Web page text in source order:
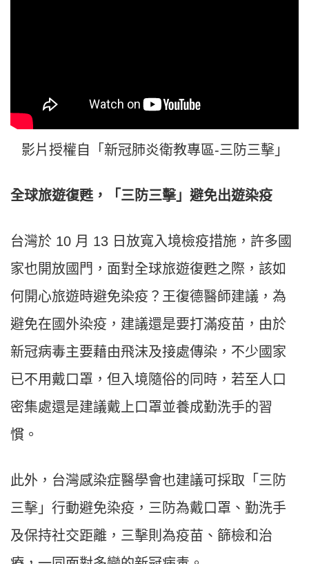
影片授權自「新冠肺炎衛教專區-三防三擊」
全球旅遊復甦，「三防三擊」避免出遊染疫
台灣於 10 月 13 日放寬入境檢疫措施，許多國
家也開放國門，面對全球旅遊復甦之際，該如
何開心旅遊時避免染疫？王復德醫師建議，為
避免在國外染疫，建議還是要打滿疫苗，由於
新冠病毒主要藉由飛沫及接處傳染，不少國家
已不用戴口罩，但入境隨俗的同時，若至人口
密集處還是建議戴上口罩並養成勤洗手的習
慣。
此外，台灣感染症醫學會也建議可採取「三防
三擊」行動避免染疫，三防為戴口罩、勤洗手
及保持社交距離，三擊則為疫苗、篩檢和治